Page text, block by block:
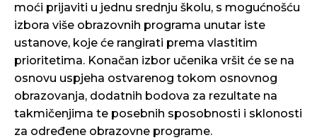
moći prijaviti u jednu srednju školu, s mogućnošću
izbora više obrazovnih programa unutar iste
ustanove, koje će rangirati prema vlastitim
prioritetima. Konačan izbor učenika vršit će se na
osnovu uspjeha ostvarenog tokom osnovnog
obrazovanja, dodatnih bodova za rezultate na
takmičenjima te posebnih sposobnosti i sklonosti
za određene obrazovne programe.